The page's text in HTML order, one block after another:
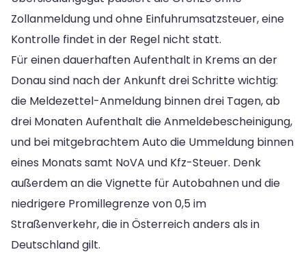
Zollanmeldung und ohne Einfuhrumsatzsteuer, eine
Kontrolle findet in der Regel nicht statt.
Für einen dauerhaften Aufenthalt in Krems an der
Donau sind nach der Ankunft drei Schritte wichtig:
die Meldezettel-Anmeldung binnen drei Tagen, ab
drei Monaten Aufenthalt die Anmeldebescheinigung,
und bei mitgebrachtem Auto die Ummeldung binnen
eines Monats samt NoVA und Kfz-Steuer. Denk
außerdem an die Vignette für Autobahnen und die
niedrigere Promillegrenze von 0,5 im
Straßenverkehr, die in Österreich anders als in
Deutschland gilt.